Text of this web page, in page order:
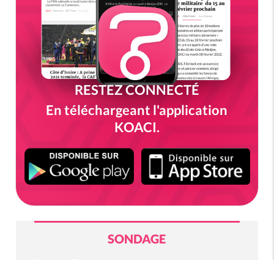
RESTEZ CONNECTÉ
En téléchargeant l'application
KOACI.
SONDAGE